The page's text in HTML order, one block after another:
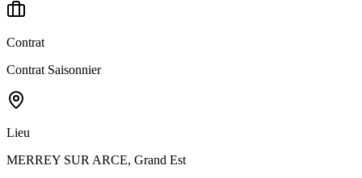
Contrat
Contrat Saisonnier
Lieu
MERREY SUR ARCE, Grand Est